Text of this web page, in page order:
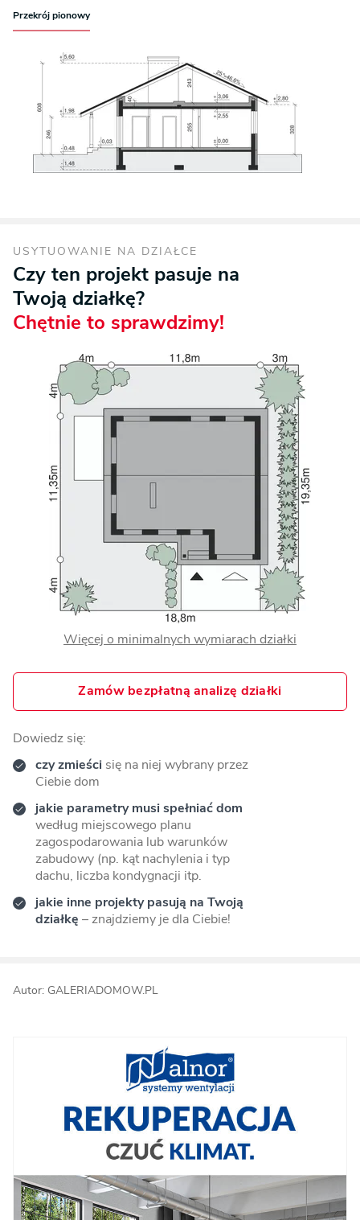
Przekrój pionowy
USYTUOWANIE NA DZIAŁCE
Czy ten projekt pasuje na
Twoją działkę?
Chętnie to sprawdzimy!
Więcej o minimalnych wymiarach działki
Zamów bezpłatną analizę działki
Dowiedz się:
czy zmieści się na niej wybrany przez
Ciebie dom
jakie parametry musi spełniać dom
według miejscowego planu
zagospodarowania lub warunków
zabudowy (np. kąt nachylenia i typ
dachu, liczba kondygnacji itp.
jakie inne projekty pasują na Twoją
działkę – znajdziemy je dla Ciebie!
Autor: GALERIADOMOW.PL